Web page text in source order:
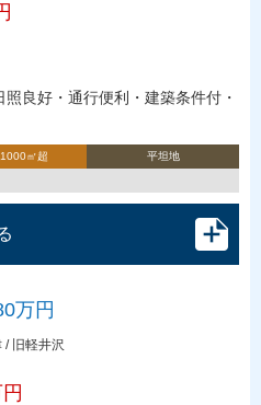
良好・通行便利・建築条件付・
㎡超
平坦地
万円
/ 旧軽井沢